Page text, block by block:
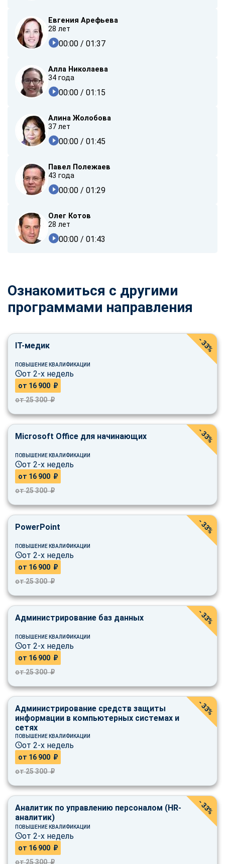
Евгения Арефьева
28 лет
00:00 / 01:37
Алла Николаева
34 года
00:00 / 01:15
Алина Жолобова
37 лет
00:00 / 01:45
Павел Полежаев
43 года
00:00 / 01:29
Олег Котов
28 лет
00:00 / 01:43
Ознакомиться с другими
программами направления
IT-медик
ПОВЫШЕНИЕ КВАЛИФИКАЦИИ
от 2-х недель
от 16 900 ₽
от 25 300 ₽
- 33%
Microsoft Office для начинающих
ПОВЫШЕНИЕ КВАЛИФИКАЦИИ
от 2-х недель
от 16 900 ₽
от 25 300 ₽
- 33%
PowerPoint
ПОВЫШЕНИЕ КВАЛИФИКАЦИИ
от 2-х недель
от 16 900 ₽
от 25 300 ₽
- 33%
Администрирование баз данных
ПОВЫШЕНИЕ КВАЛИФИКАЦИИ
от 2-х недель
от 16 900 ₽
от 25 300 ₽
- 33%
Администрирование средств защиты
информации в компьютерных системах и
сетях
ПОВЫШЕНИЕ КВАЛИФИКАЦИИ
от 2-х недель
от 16 900 ₽
от 25 300 ₽
- 33%
Аналитик по управлению персоналом (HR-
аналитик)
ПОВЫШЕНИЕ КВАЛИФИКАЦИИ
от 2-х недель
от 16 900 ₽
от 25 300 ₽
- 33%